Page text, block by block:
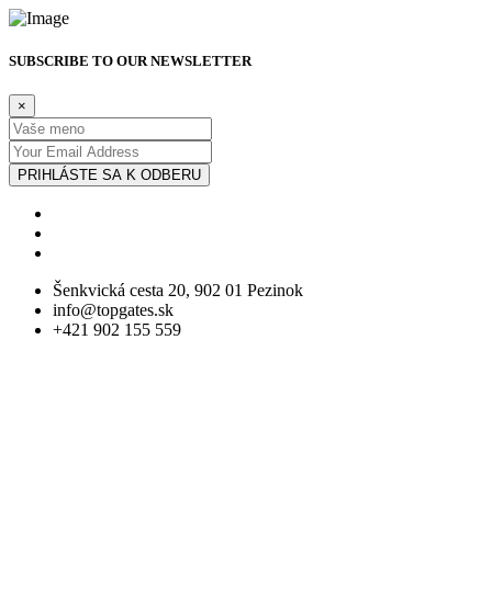
SUBSCRIBE TO OUR NEWSLETTER
×
PRIHLÁSTE SA K ODBERU
Šenkvická cesta 20, 902 01 Pezinok
info@topgates.sk
+421 902 155 559